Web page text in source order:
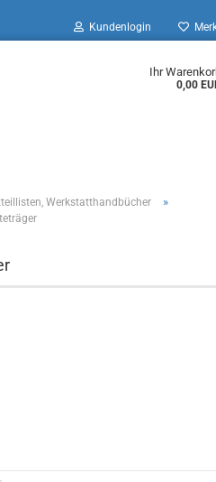
Kundenlogin
Ihr
0,00
Werkstatthandbücher »